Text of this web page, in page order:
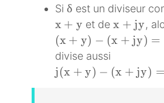
Si \delta
δ est un diviseur
x + y
x + y et dex + jy
x + jy,
(x + y) - (x + jy) =
(x + y) − (x + jy) =
divise aussi
j(x + y) - (x + jy) = -
j(x + y) − (x + jy) =